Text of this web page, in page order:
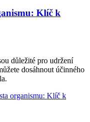
Klíč k
důležité pro udržení
dosáhnout účinného
organismu: Klíč k